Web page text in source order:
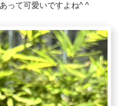
って可愛いですよね^ ^